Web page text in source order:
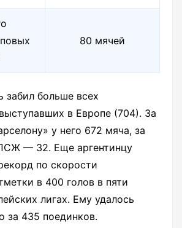
80 мячей
забил больше всех
в Европе (704). За
у него 672 мяча, за
— 32. Еще аргентинцу
по скорости
в 400 голов в пяти
лигах. Ему удалось
за 435 поединков.